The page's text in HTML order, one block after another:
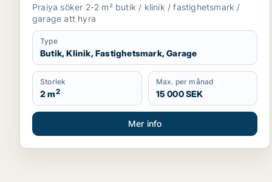
Praiya söker 2-2 m² butik / klinik / fastighetsmark /
garage att hyra
Type
Butik, Klinik, Fastighetsmark, Garage
Storlek
2 m2
Max. per månad
15 000 SEK
Mer info